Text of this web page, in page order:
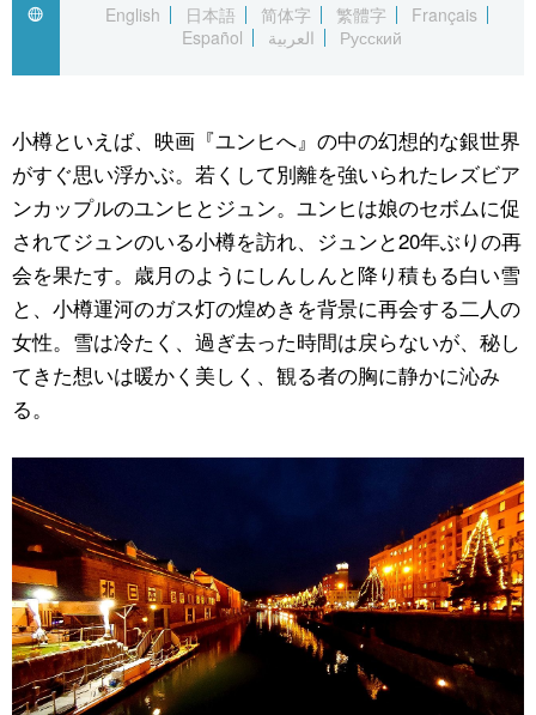
English
日本語 简体字 繁體字
Français
Español
العربية Русский
小樽といえば、映画『ユンヒへ』の中の幻想的な銀世界
がすぐ思い浮かぶ。若くして別離を強いられたレズビア
ンカップルのユンヒとジュン。ユンヒは娘のセボムに促
されてジュンのいる小樽を訪れ、ジュンと20年ぶりの再
会を果たす。歳月のようにしんしんと降り積もる白い雪
と、小樽運河のガス灯の煌めきを背景に再会する二人の
女性。雪は冷たく、過ぎ去った時間は戻らないが、秘し
てきた想いは暖かく美しく、観る者の胸に静かに沁み
る。